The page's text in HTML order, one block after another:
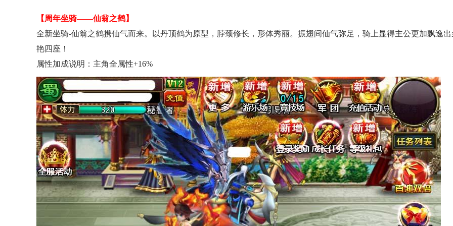
【周年坐骑——仙翁之鹤】
全新坐骑-仙翁之鹤携仙气而来。以丹顶鹤为原型，脖颈修长，形体秀丽。振翅间仙气弥足，骑上显得主公更加飘逸
艳四座！
属性加成说明：主角全属性+16%